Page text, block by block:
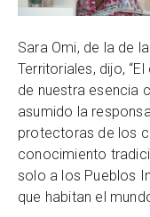
Sara Omi, de la de
Territoriales, dijo,
de nuestra esencia
asumido la
protectoras de los
conocimiento
solo a los Pueblos
que habitan el